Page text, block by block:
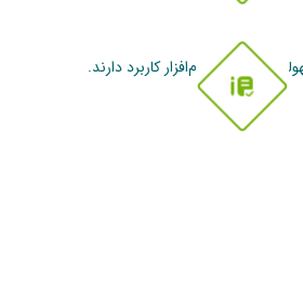
از نرم‌افزار کاربرد دارند.